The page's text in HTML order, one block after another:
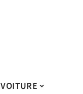
VOITURE